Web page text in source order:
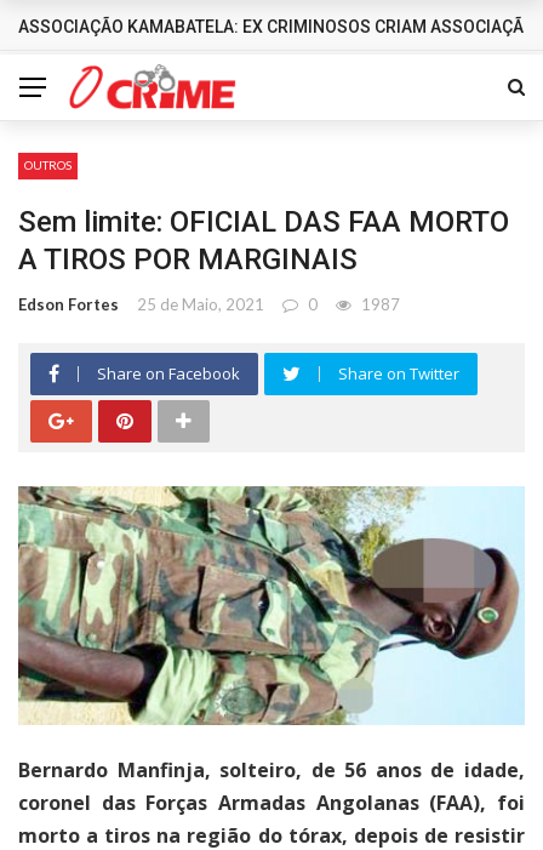
DESTAQUES
ASSOCIAÇÃO KAMABATELA: EX CRIMINOSOS CRIAM
OUTROS
Sem limite: OFICIAL DAS FAA MORTO
A TIROS POR MARGINAIS
Edson Fortes 25 de Maio, 2021 0 1987
Share on Facebook Share on Twitter
Bernardo Manfinja, solteiro, de 56 anos de idade,
coronel das Forças Armadas Angolanas (FAA), foi
morto a tiros na região do tórax, depois de resistir